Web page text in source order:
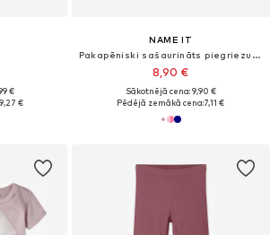
€
€
NAME IT
Pakapēniski sašaurināts piegriezums Bikses 'NBFVRILLIE'
8,90 €
Sākotnējā cena: 9,90 €
Pēdējā zemākā cena:7,11 €